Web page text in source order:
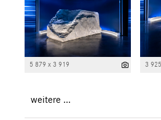
5 879 x 3 919 3
weitere ...